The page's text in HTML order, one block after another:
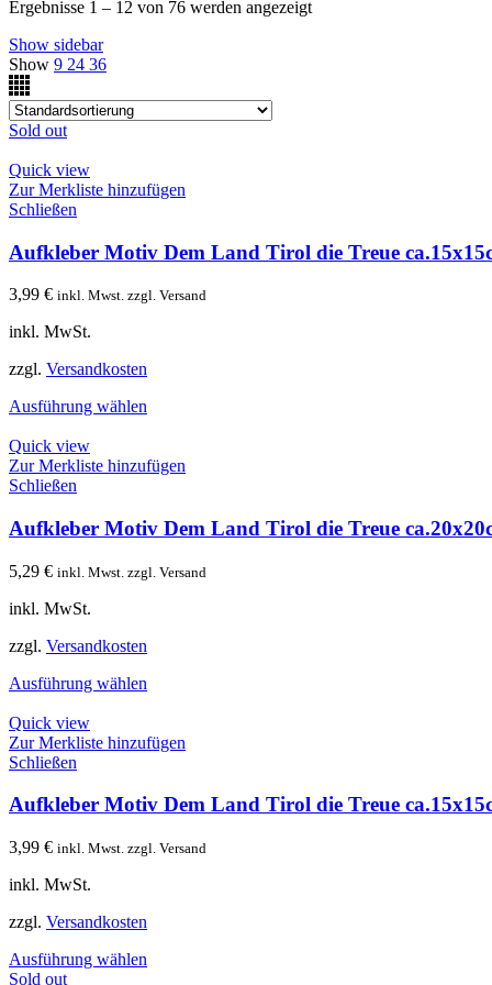
Ergebnisse 1 – 12 von 76 werden angezeigt
Show sidebar
Show 9 24 36
Sold out
Quick view
Zur Merkliste hinzufügen
Schließen
Aufkleber Motiv Dem Land Tirol die Treue
3,99 € inkl. Mwst. zzgl. Versand
inkl. MwSt.
zzgl. Versandkosten
Ausführung wählen
Quick view
Zur Merkliste hinzufügen
Schließen
Aufkleber Motiv Dem Land Tirol die Treue
5,29 € inkl. Mwst. zzgl. Versand
inkl. MwSt.
zzgl. Versandkosten
Ausführung wählen
Quick view
Zur Merkliste hinzufügen
Schließen
Aufkleber Motiv Dem Land Tirol die Treue
3,99 € inkl. Mwst. zzgl. Versand
inkl. MwSt.
zzgl. Versandkosten
Ausführung wählen
Sold out